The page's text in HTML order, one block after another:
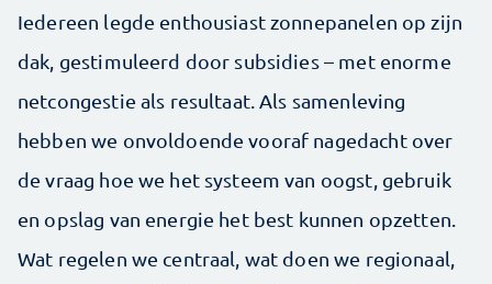
Iedereen legde enthousiast zonnepanelen op zijn
dak, gestimuleerd door subsidies – met enorme
netcongestie als resultaat. Als samenleving
hebben we onvoldoende vooraf nagedacht over
de vraag hoe we het systeem van oogst, gebruik
en opslag van energie het best kunnen opzetten.
Wat regelen we centraal, wat doen we regionaal,